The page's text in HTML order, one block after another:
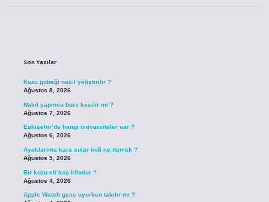
Son Yazılar
Kuzu göbeği nasıl yetiştirilir ?
Ağustos 8, 2026
Nakil yapınca burs kesilir mi ?
Ağustos 7, 2026
Eskişehir’de hangi üniversiteler var ?
Ağustos 6, 2026
Ayaklarıma kara sular indi ne demek ?
Ağustos 5, 2026
Bir kuzu eti kaç kilodur ?
Ağustos 4, 2026
Apple Watch gece uyurken takılır mı ?